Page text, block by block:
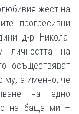
жест на
прогресивни
д-р Никола
личността на
осъществяват
му, а именно, че
на едно
на баща ми –